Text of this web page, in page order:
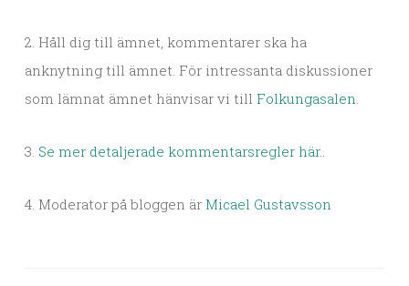
2. Håll dig till ämnet, kommentarer ska ha
anknytning till ämnet. För intressanta diskussioner
som lämnat ämnet hänvisar vi till Folkungasalen.
3. Se mer detaljerade kommentarsregler här..
4. Moderator på bloggen är Micael Gustavsson